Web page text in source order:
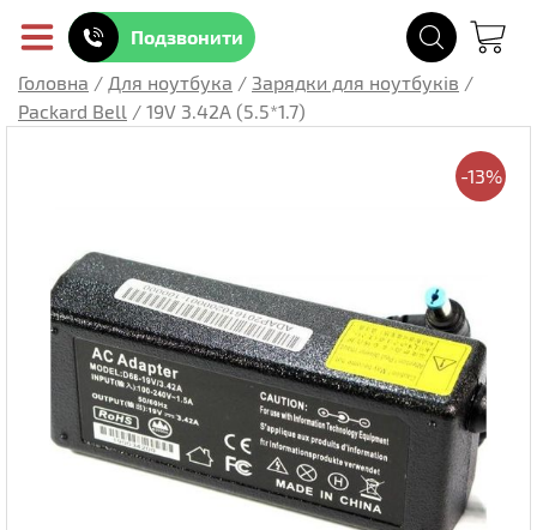
Подзвонити
Головна / Для ноутбука / Зарядки для ноутбуків /
Packard Bell / 19V 3.42A (5.5*1.7)
-13%